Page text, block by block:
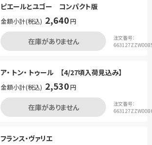
ピエールとユゴー コンパクト版
金額小計(税込) 2,640円
在庫がありません
注文番号：
ア・ トン・ トゥール 【4/27頃入荷見込み】
金額小計(税込) 2,530円
在庫がありません
注文番号：
フランス・ヴァリエ